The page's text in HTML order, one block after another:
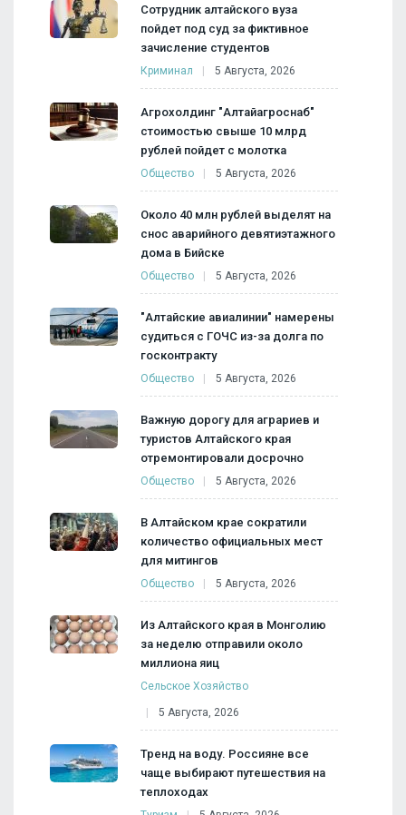
Сотрудник алтайского вуза
пойдет под суд за фиктивное
зачисление студентов
Криминал 5 Августа, 2026
Агрохолдинг "Алтайагроснаб"
стоимостью свыше 10 млрд
рублей пойдет с молотка
Общество 5 Августа, 2026
Около 40 млн рублей выделят на
снос аварийного девятиэтажного
дома в Бийске
Общество 5 Августа, 2026
"Алтайские авиалинии" намерены
судиться с ГОЧС из-за долга по
госконтракту
Общество 5 Августа, 2026
Важную дорогу для аграриев и
туристов Алтайского края
отремонтировали досрочно
Общество 5 Августа, 2026
В Алтайском крае сократили
количество официальных мест
для митингов
Общество 5 Августа, 2026
Из Алтайского края в Монголию
за неделю отправили около
миллиона яиц
Сельское Хозяйство
5 Августа, 2026
Тренд на воду. Россияне все
чаще выбирают путешествия на
теплоходах